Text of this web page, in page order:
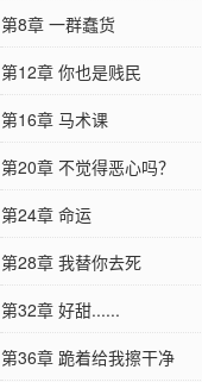
第8章 一群蠢货
第12章 你也是贱民
第16章 马术课
第20章 不觉得恶心吗？
第24章 命运
第28章 我替你去死
第32章 好甜......
第36章 跪着给我擦干净